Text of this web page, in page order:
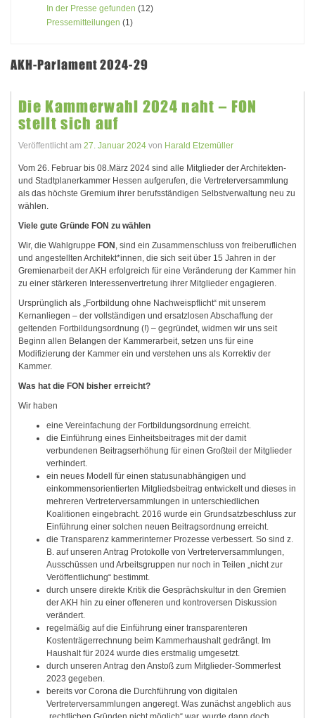
In der Presse gefunden (12)
Pressemitteilungen (1)
AKH-Parlament 2024-29
Die Kammerwahl 2024 naht – FON
stellt sich auf
Veröffentlicht am 27. Januar 2024 von Harald Etzemüller
Vom 26. Februar bis 08.März 2024 sind alle Mitglieder der Architekten-
und Stadtplanerkammer Hessen aufgerufen, die Vertreterversammlung
als das höchste Gremium ihrer berufsständigen Selbstverwaltung neu zu
wählen.
Viele gute Gründe FON zu wählen
Wir, die Wahlgruppe FON , sind ein Zusammenschluss von freiberuflichen
und angestellten Architekt*innen, die sich seit über 15 Jahren in der
Gremienarbeit der AKH erfolgreich für eine Veränderung der Kammer hin
zu einer stärkeren Interessenvertretung ihrer Mitglieder engagieren.
Ursprünglich als „Fortbildung ohne Nachweispflicht“ mit unserem
Kernanliegen – der vollständigen und ersatzlosen Abschaffung der
geltenden Fortbildungsordnung (!) – gegründet, widmen wir uns seit
Beginn allen Belangen der Kammerarbeit, setzen uns für eine
Modifizierung der Kammer ein und verstehen uns als Korrektiv der
Kammer.
Was hat die FON bisher erreicht?
Wir haben
eine Vereinfachung der Fortbildungsordnung erreicht.
die Einführung eines Einheitsbeitrages mit der damit
verbundenen Beitragserhöhung für einen Großteil der Mitglieder
verhindert.
ein neues Modell für einen statusunabhängigen und
einkommensorientierten Mitgliedsbeitrag entwickelt und dieses in
mehreren Vertreterversammlungen in unterschiedlichen
Koalitionen eingebracht. 2016 wurde ein Grundsatzbeschluss zur
Einführung einer solchen neuen Beitragsordnung erreicht.
die Transparenz kammerinterner Prozesse verbessert. So sind z.
B. auf unseren Antrag Protokolle von Vertreterversammlungen,
Ausschüssen und Arbeitsgruppen nur noch in Teilen „nicht zur
Veröffentlichung“ bestimmt.
durch unsere direkte Kritik die Gesprächskultur in den Gremien
der AKH hin zu einer offeneren und kontroversen Diskussion
verändert.
regelmäßig auf die Einführung einer transparenteren
Kostenträgerrechnung beim Kammerhaushalt gedrängt. Im
Haushalt für 2024 wurde dies erstmalig umgesetzt.
durch unseren Antrag den Anstoß zum Mitglieder-Sommerfest
2023 gegeben.
bereits vor Corona die Durchführung von digitalen
Vertreterversammlungen angeregt. Was zunächst angeblich aus